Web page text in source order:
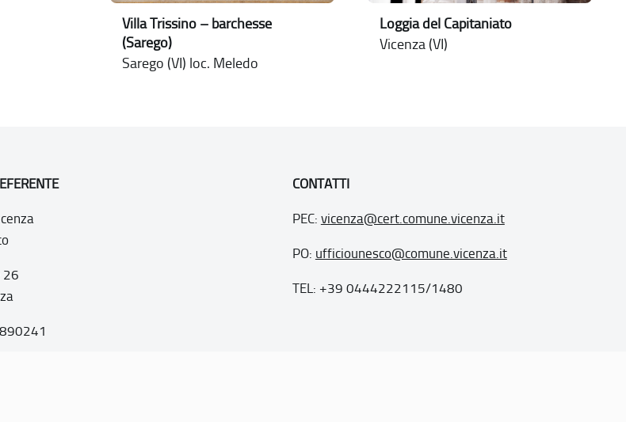
Villa Trissino – barchesse
(Sarego)
Sarego (VI) loc. Meledo
Loggia del Capitaniato
Vicenza (VI)
26
CONTATTI
PEC: vicenza@cert.comune.vicenza.it
PO: ufficiounesco@comune.vicenza.it
TEL: +39 0444222115/1480